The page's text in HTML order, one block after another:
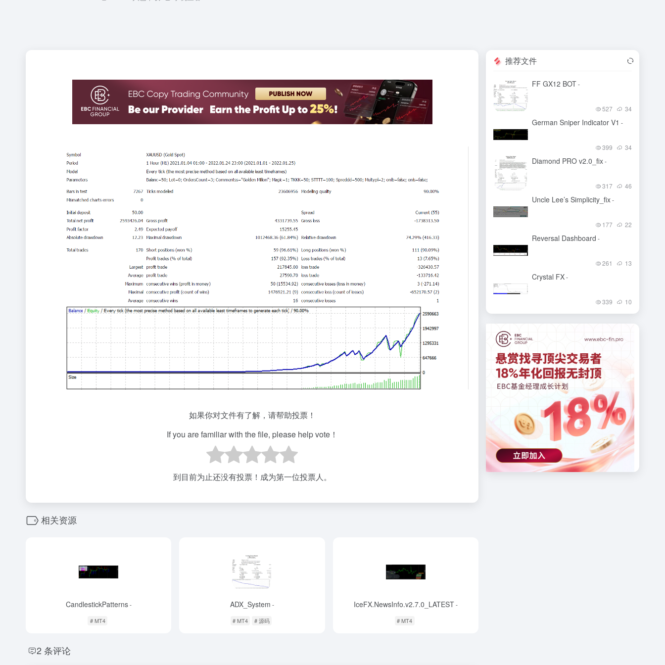
如果你对文件有了解，请帮助投票！
If you are familiar with the file, please help vote！
到目前为止还没有投票！成为第一位投票人。
相关资源
CandlestickPatterns-
# MT4
ADX_System -
# MT4 # 源码
IceFX.NewsInfo.v2.7.0_LATEST-
# MT4
2 条评论
推荐文件
FF GX12 BOT-
527 34
German Sniper Indicator V1 -
399 34
Diamond PRO v2.0_fix-
317 46
Uncle Lee’s Simplicity_fix-
177 22
Reversal Dashboard -
261 13
Crystal FX-
339 10